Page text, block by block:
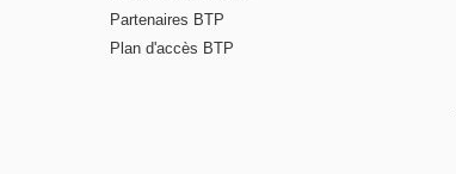
Partenaires BTP
Plan d'accès BTP